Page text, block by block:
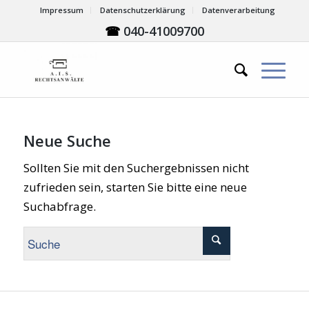
Impressum Datenschutzerklärung Datenverarbeitung
☎ 040-41009700
Neue Suche
Sollten Sie mit den Suchergebnissen nicht
zufrieden sein, starten Sie bitte eine neue
Suchabfrage.